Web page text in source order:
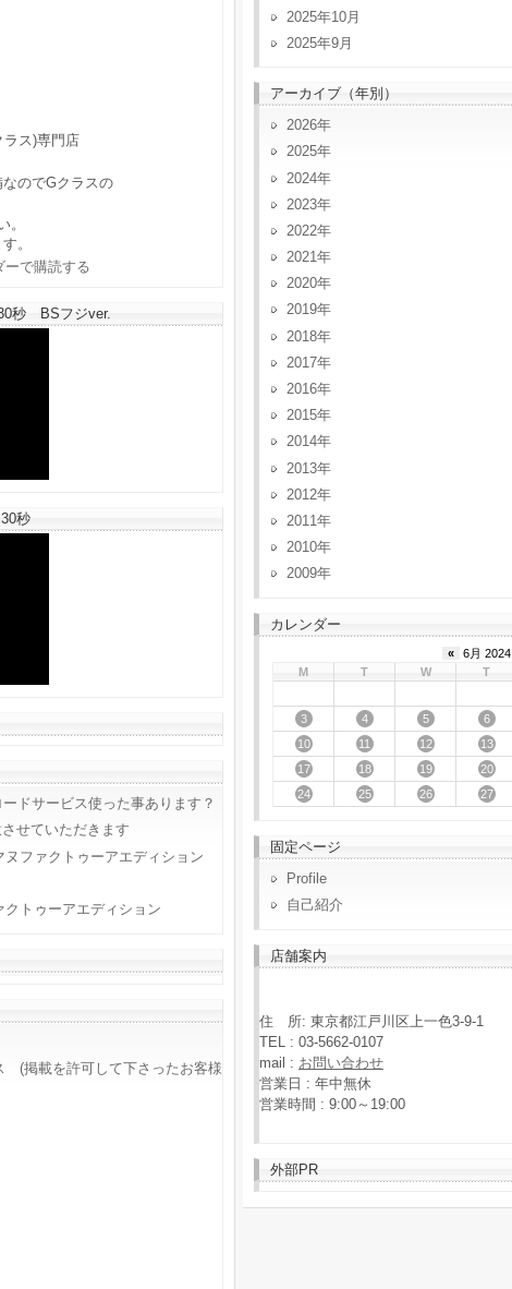
ラス)専門店
のでGクラスの
。
。
秒 BSフジver.
秒
ドサービス使った事あります？
せていただきます
ファクトゥーアエディション
トゥーアエディション
(掲載を許可して下さったお客様
2025年10月
2025年9月
アーカイブ（年別）
2026
2025
2024
2023
2022
2021
2020
2019
2018
2017
2016
2015
2014
2013
2012
2011
2010
2009
カレンダー
« 6月 2024
M
T W T
3
4 5 6
10
11 12 13
17
18 19 20
24
25 26 27
固定ページ
Profile
自己紹介
店舗案内
住 所: 東京都江戸川区上一色3-9-1
TEL : 03-5662-0107
mail : お問い合わせ
営業日 : 年中無休
営業時間 : 9:00～19:00
外部PR